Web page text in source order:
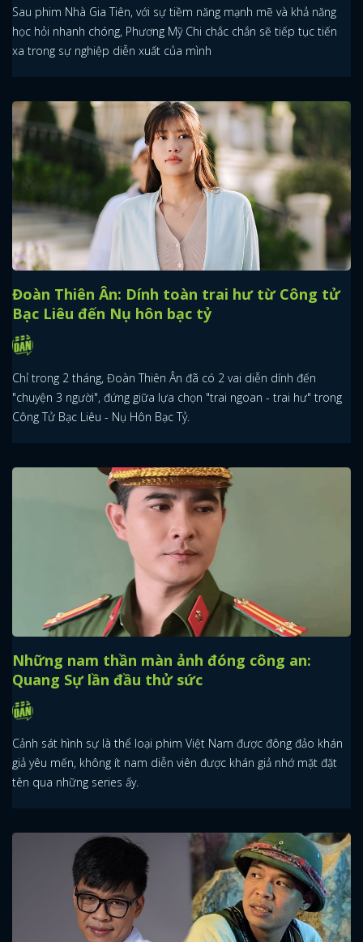
Sau phim Nhà Gia Tiên, với sự tiềm năng mạnh mẽ và khả năng
học hỏi nhanh chóng, Phương Mỹ Chi chắc chắn sẽ tiếp tục tiến
xa trong sự nghiệp diễn xuất của mình
Đoàn Thiên Ân: Dính toàn trai hư từ Công tử
Bạc Liêu đến Nụ hôn bạc tỷ
Chỉ trong 2 tháng, Đoàn Thiên Ân đã có 2 vai diễn dính đến
"chuyện 3 người", đứng giữa lựa chọn "trai ngoan - trai hư" trong
Công Tử Bạc Liêu - Nụ Hôn Bạc Tỷ.
Những nam thần màn ảnh đóng công an:
Quang Sự lần đầu thử sức
Cảnh sát hình sự là thể loại phim Việt Nam được đông đảo khán
giả yêu mến, không ít nam diễn viên được khán giả nhớ mặt đặt
tên qua những series ấy.